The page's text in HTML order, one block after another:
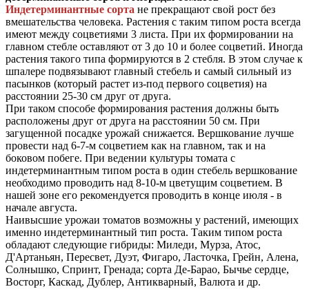
Индетерминантные сорта не прекращают свой рост без
вмешательства человека. Растения с таким типом роста всегда
имеют между соцветиями 3 листа. При их формировании на
главном стебле оставляют от 3 до 10 и более соцветий. Иногда
растения такого типа формируются в 2 стебля. В этом случае к
шпалере подвязывают главный стебель и самый сильный из
пасынков (который растет из-под первого соцветия) на
расстоянии 25-30 см друг от друга.
При таком способе формирования растения должны быть
расположены друг от друга на расстоянии 50 см. При
загущенной посадке урожай снижается. Вершкование лучше
провести над 6-7-м соцветием как на главном, так и на
боковом побеге. При ведении культуры томата с
индетерминантным типом роста в один стебель вершкование
необходимо проводить над 8-10-м цветущим соцветием. В
нашей зоне его рекомендуется проводить в конце июля - в
начале августа.
Наивысшие урожаи томатов возможны у растений, имеющих
именно индетерминантный тип роста. Таким типом роста
обладают следующие гибриды: Миледи, Мурза, Атос,
Д'Артаньян, Пересвет, Дуэт, Фигаро, Ласточка, Грейн, Алена,
Солнышко, Спринт, Гренада; сорта Де-Барао, Бычье сердце,
Восторг, Каскад, Дублер, Антикварный, Валюта и др.